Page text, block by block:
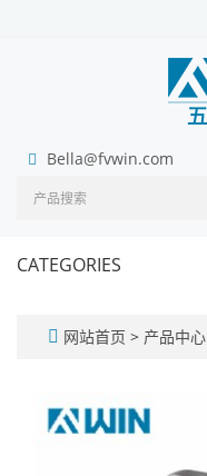
Bella@fvwin.com
CATEGORIES
网站首页 > 产品中心